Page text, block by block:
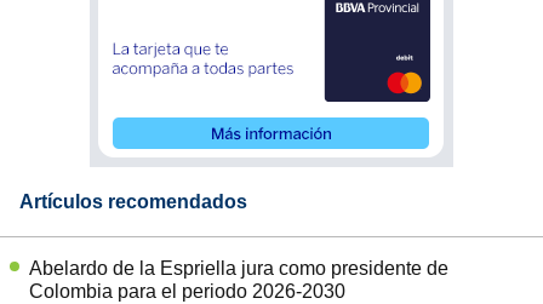
Artículos recomendados
Abelardo de la Espriella jura como presidente de
Colombia para el periodo 2026-2030